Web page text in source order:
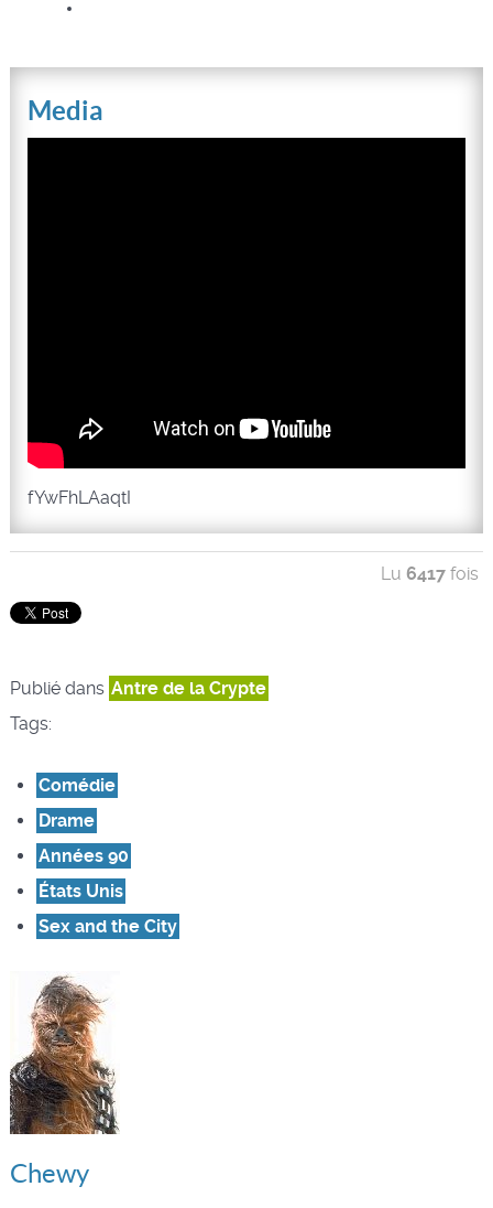
Media
fYwFhLAaqtI
Lu6417 fois
Publié dans Antre de la Crypte
Tags:
Comédie
Drame
Années 90
États Unis
Sex and the City
Chewy